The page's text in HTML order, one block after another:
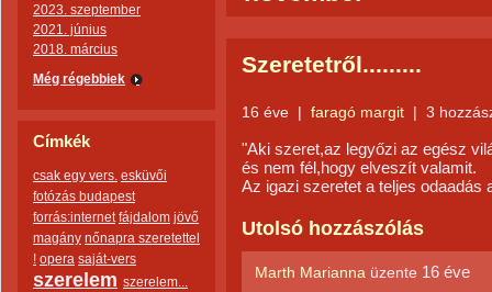
2023. szeptember
2021. június
2018. március
Még régebbiek
Címkék
csak egy vers. esküvői
fotózás budapest
forrás:internet fájdalom jövő
magány nőnapra szeretettel
! opera saját-vers
szerelem szerelem...
Szeretetről.........
16 éve | faragó margit | 3
"Aki szeret,az legyőzi az egész
és nem fél,hogy elveszít valamit.
Az igazi szeretet a teljes
Utolsó hozzászólás
Marth Marianna üzente 16 éve